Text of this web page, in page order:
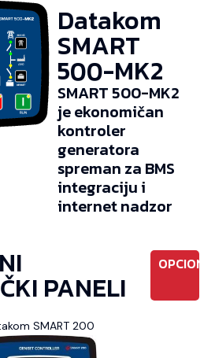
Datakom
SMART
500-MK2
SMART 500-MK2
je ekonomičan
kontroler
generatora
spreman za BMS
integraciju i
internet nadzor
PANELI
OPCIONO
SMART 200